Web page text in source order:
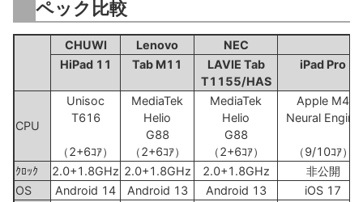
ペック比較
CHUWI Lenovo NEC
HiPad 11
Tab M11
LAVIE Tab
T1155/HAS
iPad Pro
CPU
Unisoc
T616
（2+6ｺｱ）
MediaTek
Helio
G88
（2+6ｺｱ）
MediaTek
Helio
G88
（2+6ｺｱ）
Apple M4
Neural Engine
（9/10ｺｱ）
ｸﾛｯｸ
2.0+1.8GHz 2.0+1.8GHz 2.0+1.8GHz
非公開
OS
Android 14 Android 13 Android 13 iOS 17